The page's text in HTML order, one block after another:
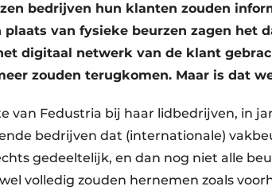
bedrijven hun klanten zouden
van fysieke beurzen zagen het
digitaal netwerk van de klant
zouden terugkomen. Maar is dat
van Fedustria bij haar lidbedrijven, in
bedrijven dat (internationale)
gedeeltelijk, en dan nog niet alle
volledig zouden hernemen zoals